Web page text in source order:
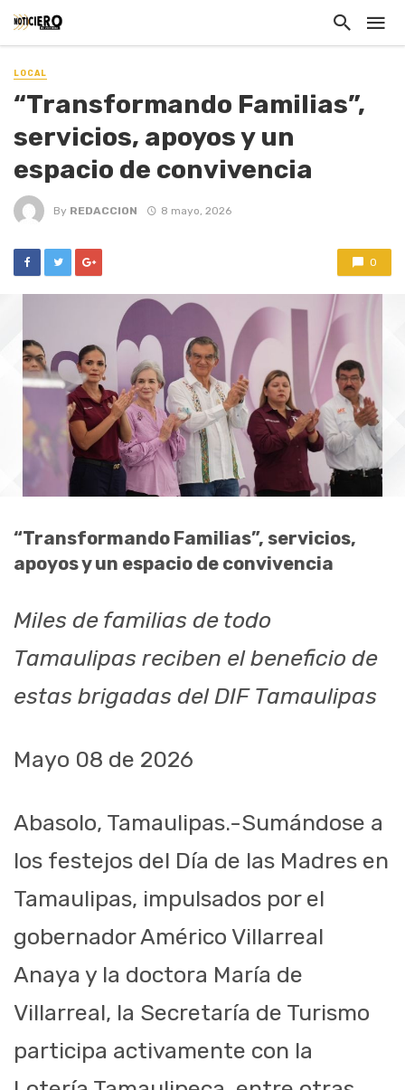
LOCAL
“Transformando Familias”,
servicios, apoyos y un
espacio de convivencia
By REDACCION 8 mayo, 2026
0
“Transformando Familias”, servicios,
apoyos y un espacio de convivencia
Miles de familias de todo
Tamaulipas reciben el beneficio de
estas brigadas del DIF Tamaulipas
Mayo 08 de 2026
Abasolo, Tamaulipas.-Sumándose a
los festejos del Día de las Madres en
Tamaulipas, impulsados por el
gobernador Américo Villarreal
Anaya y la doctora María de
Villarreal, la Secretaría de Turismo
participa activamente con la